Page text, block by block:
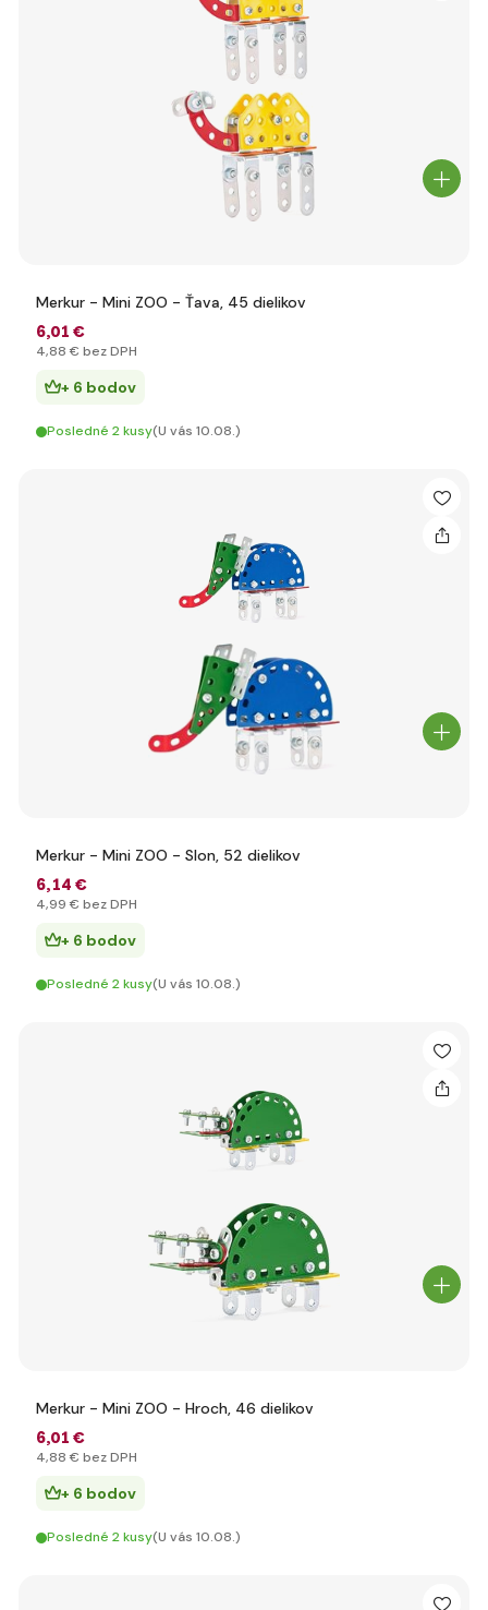
Merkur - Mini ZOO - Ťava, 45 dielikov
6,01 €
4,88 € bez DPH
+ 6 bodov
Posledné 2 kusy(U vás 10.08.)
Merkur - Mini ZOO - Slon, 52 dielikov
6,14 €
4,99 € bez DPH
+ 6 bodov
Posledné 2 kusy(U vás 10.08.)
Merkur - Mini ZOO - Hroch, 46 dielikov
6,01 €
4,88 € bez DPH
+ 6 bodov
Posledné 2 kusy(U vás 10.08.)